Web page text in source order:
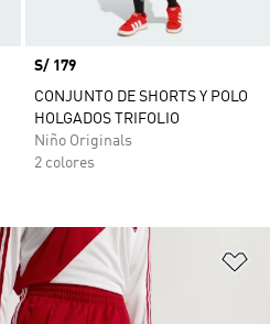
Precio
S/ 179
CONJUNTO DE SHORTS Y POLO
HOLGADOS TRIFOLIO
Niño Originals
2 colores